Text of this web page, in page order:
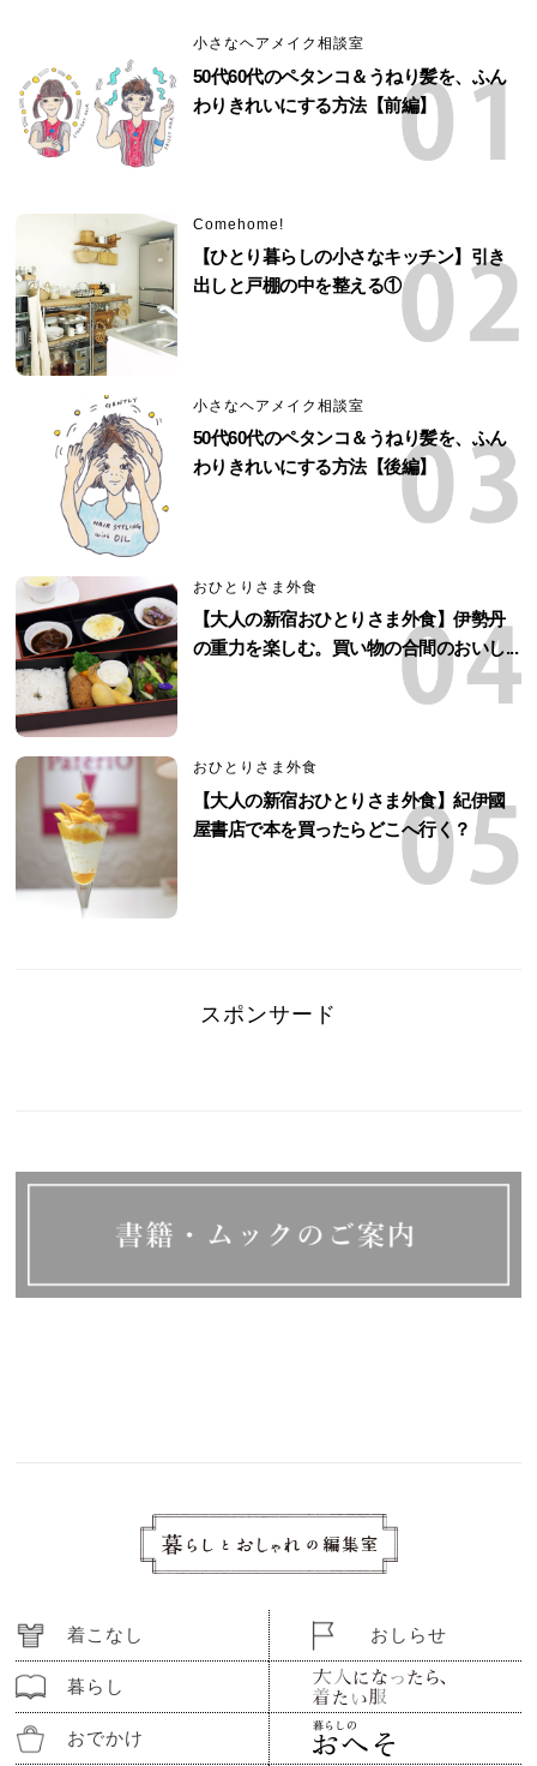
小さなヘアメイク相談室
50代60代のペタンコ＆うねり髪を、ふん
わりきれいにする方法【前編】
Comehome!
【ひとり暮らしの小さなキッチン】引き
出しと戸棚の中を整える①
小さなヘアメイク相談室
50代60代のペタンコ＆うねり髪を、ふん
わりきれいにする方法【後編】
おひとりさま外食
【大人の新宿おひとりさま外食】伊勢丹
の重力を楽しむ。買い物の合間のおいし...
おひとりさま外食
【大人の新宿おひとりさま外食】紀伊國
屋書店で本を買ったらどこへ行く？
スポンサード
着こなし
暮らし
おでかけ
おしらせ